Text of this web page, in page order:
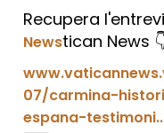
Recupera
Newstican News
07/carmina-
espana-